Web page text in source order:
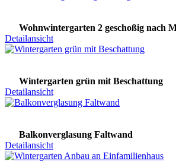
Wohnwintergarten 2 geschoßig nach
Detailansicht
Wintergarten grün mit Beschattung
Detailansicht
Balkonverglasung Faltwand
Detailansicht